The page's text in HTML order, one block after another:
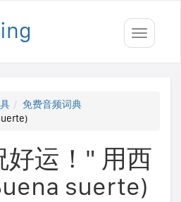
Toggle
免费音频词典
运！" 用西
suerte)